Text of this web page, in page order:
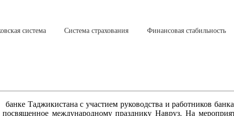
система Система страхования Финансовая стабильность
Таджикистана с участием руководства и работников
посвященное международному празднику Навруз. На